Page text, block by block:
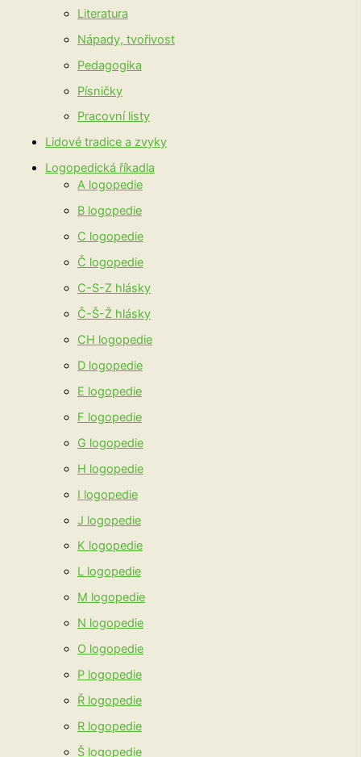
Literatura
Nápady, tvořivost
Pedagogika
Písničky
Pracovní listy
Lidové tradice a zvyky
Logopedická říkadla
A logopedie
B logopedie
C logopedie
Č logopedie
C-S-Z hlásky
Č-Š-Ž hlásky
CH logopedie
D logopedie
E logopedie
F logopedie
G logopedie
H logopedie
I logopedie
J logopedie
K logopedie
L logopedie
M logopedie
N logopedie
O logopedie
P logopedie
Ř logopedie
R logopedie
Š logopedie